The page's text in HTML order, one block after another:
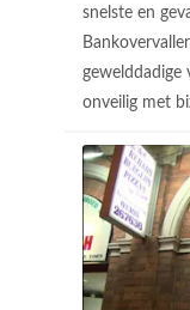
snelste en
gewelddadige
onveilig met